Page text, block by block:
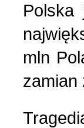
Polska
mln
zamian